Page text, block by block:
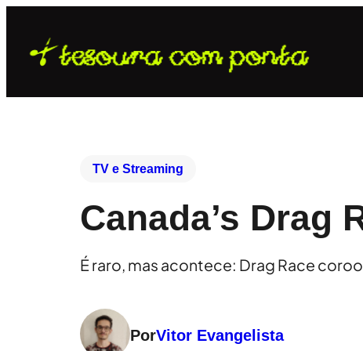
TV e Streaming
Canada’s Drag
É raro, mas acontece: Drag Race
PorVitor Evangelista